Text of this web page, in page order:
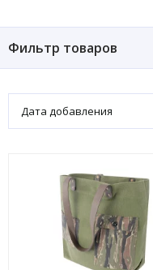
Фильтр товаров
Дата добавления